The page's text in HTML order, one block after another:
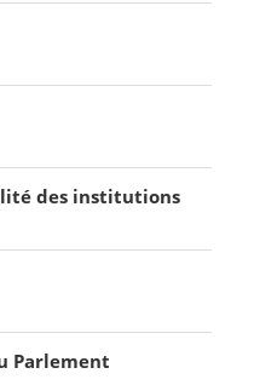
des institutions
Parlement